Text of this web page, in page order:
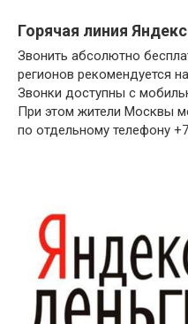
Горячая линия
Звонить абсолютно
регионов рекомендуется
Звонки доступны с
При этом жители Москвы
по отдельному телефону